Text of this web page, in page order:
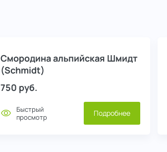
Смородина альпийская Шмидт
(Schmidt)
750 руб.
Быстрый
просмотр
Подробнее